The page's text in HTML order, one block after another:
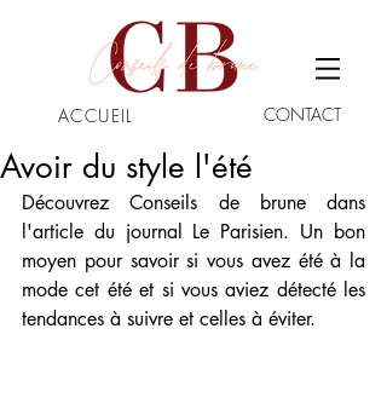
ACCUEIL CONTACT
Avoir du style l'été
Découvrez Conseils de brune dans
l'article du journal Le Parisien. Un bon
moyen pour savoir si vous avez été à la
mode cet été et si vous aviez détecté les
tendances à suivre et celles à éviter.